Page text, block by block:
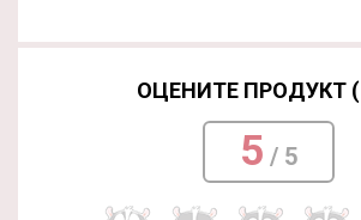
ОЦЕНИТЕ ПРОДУКТ (
5 / 5